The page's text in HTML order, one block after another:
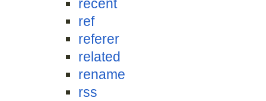
recent
ref
referer
related
rename
rss